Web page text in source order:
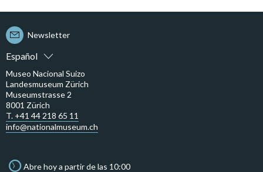
Español
Newsletter
Museo Nacional Suizo
Landesmuseum Zürich
Museumstrasse 2
8001 Zürich
T. +41 44 218 65 11
info@nationalmuseum.ch
Abre hoy a partir de las 10:00